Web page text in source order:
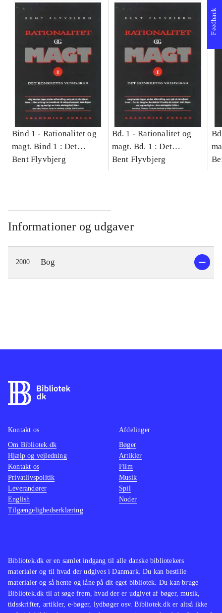
Bind 1 - Rationalitet og
magt. Bind 1 : Det
konkretes videnskab
Bent Flyvbjerg
Bd. 1 -Rationalitet og
magt. Bd. 1 : Det
konkretes videnskab
Bent Flyvbjerg
Informationer og udgaver
2000 Bog
Feedback
Bibliotek.dk er en samlet indgang til alle danske bibliotekers
materialer og til hvad der udgives i Danmark. Du kan bestille
materialer og så hente og låne på dit eget bibliotek. Du kan bruge
Bibliotek.dk til at søge frem, hvad der er udgivet af bøger, musik,
tidsskrifter, artikler, e-bøger, lydbøger osv. Bibliotek.dk er altså ikke
Kontakt os
Om Bibliotek.dk
Hjælp og vejledning
Kontakt os
Privatlivspolitik
Leverandører
English
Tilgængelighedserklæring
Afdelinger
Bøger
Artikler
Film
Musik
Spil
Noder